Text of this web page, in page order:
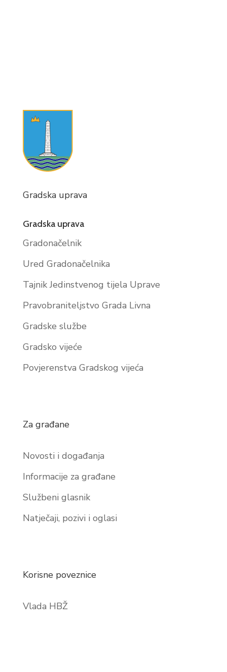
Gradska uprava
Gradska uprava
Gradonačelnik
Ured Gradonačelnika
Tajnik Jedinstvenog tijela Uprave
Pravobraniteljstvo Grada Livna
Gradske službe
Gradsko vijeće
Povjerenstva Gradskog vijeća
Za građane
Novosti i događanja
Informacije za građane
Službeni glasnik
Natječaji, pozivi i oglasi
Korisne poveznice
Vlada HBŽ